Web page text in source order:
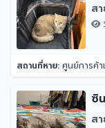
ส
สถานที่หาย: ศูนย์การค้าเซนท
ซิ
ส